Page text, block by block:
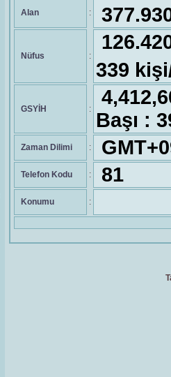
Alan :
Nüfus :
339
GSYİH :
Başı :
Zaman Dilimi :
Telefon Kodu : 81
Konumu :